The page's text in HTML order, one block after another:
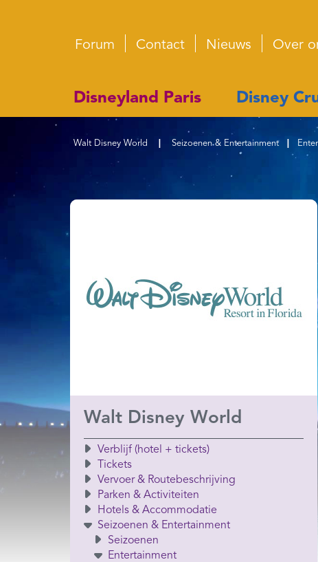
Forum Contact Nieuws Over
Disneyland Paris Disney
Walt Disney World Seizoenen & Entertainment
Walt Disney World
Verblijf (hotel + tickets)
Tickets
Vervoer & Routebeschrijving
Parken & Activiteiten
Hotels & Accommodatie
Seizoenen & Entertainment
Seizoenen
Entertainment